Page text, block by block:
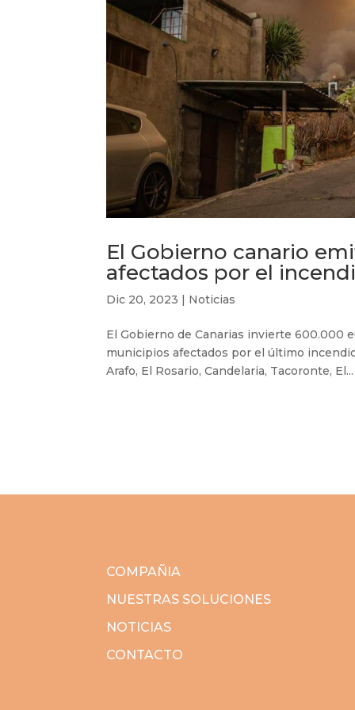
El Gobierno canario
afectados por el
Dic 20, 2023 | Noticias
El Gobierno de Canarias invierte 600.000
municipios afectados por el último
Arafo, El Rosario, Candelaria, Tacoronte, El...
COMPAÑIA
NUESTRAS SOLUCIONES
NOTICIAS
CONTACTO